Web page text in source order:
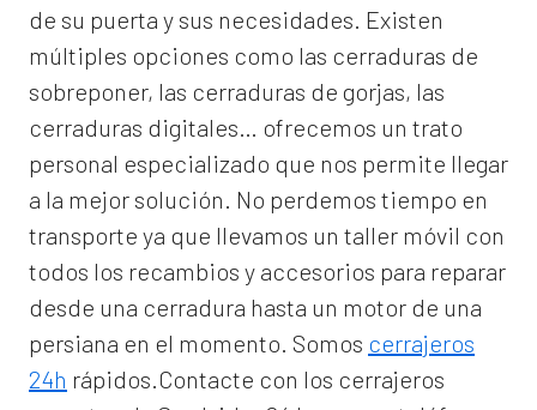
de su puerta y sus necesidades. Existen
múltiples opciones como las cerraduras de
sobreponer, las cerraduras de gorjas, las
cerraduras digitales… ofrecemos un trato
personal especializado que nos permite llegar
a la mejor solución. No perdemos tiempo en
transporte ya que llevamos un taller móvil con
todos los recambios y accesorios para reparar
desde una cerradura hasta un motor de una
persiana en el momento. Somos cerrajeros
24h rápidos.Contacte con los cerrajeros